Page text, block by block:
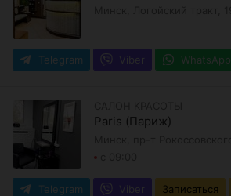
Telegram Viber WhatsApp
Paris (Париж)
Telegram Viber Записаться